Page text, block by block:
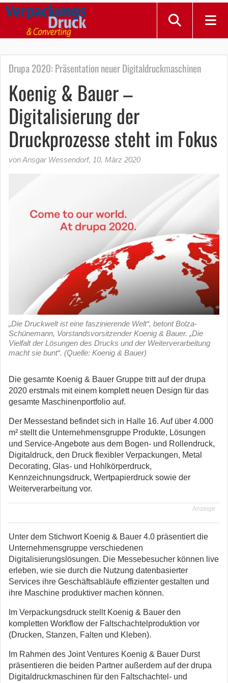
Drupa 2020: Präsentation neuer Digitaldruckmaschinen
Koenig & Bauer –
Digitalisierung der
Druckprozesse steht im Fokus
von Ansgar Wessendorf, 10. März 2020
„Die Druckwelt ist eine faszinierende Welt“, betont Bolza-
Schünemann, Vorstandsvorsitzender Koenig & Bauer. „Die
Vielfalt der Lösungen des Drucks und der Weiterverarbeitung
macht sie bunt“. (Quelle: Koenig & Bauer)
Die gesamte Koenig & Bauer Gruppe tritt auf der drupa
2020 erstmals mit einem komplett neuen Design für das
gesamte Maschinenportfolio auf.
Der Messestand befindet sich in Halle 16. Auf über 4.000
m² stellt die Unternehmensgruppe Produkte, Lösungen
und Service-Angebote aus dem Bogen- und Rollendruck,
Digitaldruck, den Druck flexibler Verpackungen, Metal
Decorating, Glas- und Hohlkörperdruck,
Kennzeichnungsdruck, Wertpapierdruck sowie der
Weiterverarbeitung vor.
Anzeige
Unter dem Stichwort Koenig & Bauer 4.0 präsentiert die
Unternehmensgruppe verschiedenen
Digitalisierungslösungen. Die Messebesucher können live
erleben, wie sie durch die Nutzung datenbasierter
Services ihre Geschäftsabläufe effizienter gestalten und
ihre Maschine produktiver machen können.
Im Verpackungsdruck stellt Koenig & Bauer den
kompletten Workflow der Faltschachtelproduktion vor
(Drucken, Stanzen, Falten und Kleben).
Im Rahmen des Joint Ventures Koenig & Bauer Durst
präsentieren die beiden Partner außerdem auf der drupa
Digitaldruckmaschinen für den Faltschachtel- und